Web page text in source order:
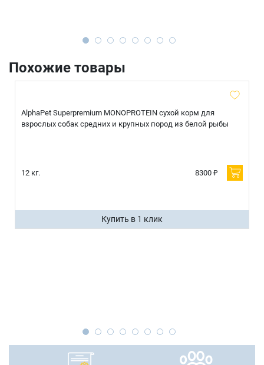
Похожие товары
AlphaPet Superpremium MONOPROTEIN сухой корм для
взрослых собак средних и крупных пород из белой рыбы
12 кг. 8300 ₽
Купить в 1 клик